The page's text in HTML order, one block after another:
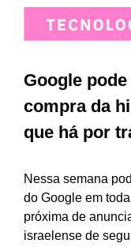
Google
compra da
que há por
Nessa semana
do Google em
próxima de
israelense de